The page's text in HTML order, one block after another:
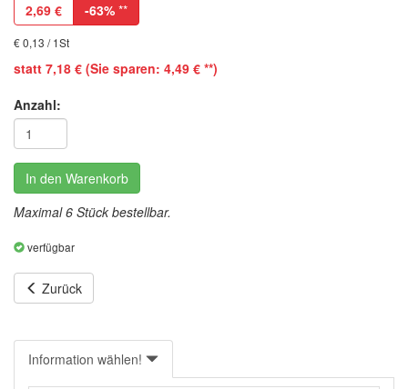
2,69 € -63% **
€ 0,13 / 1St
statt 7,18 € (Sie sparen: 4,49 € **)
Anzahl:
In den Warenkorb
Maximal 6 Stück bestellbar.
verfügbar
Zurück
Information wählen!